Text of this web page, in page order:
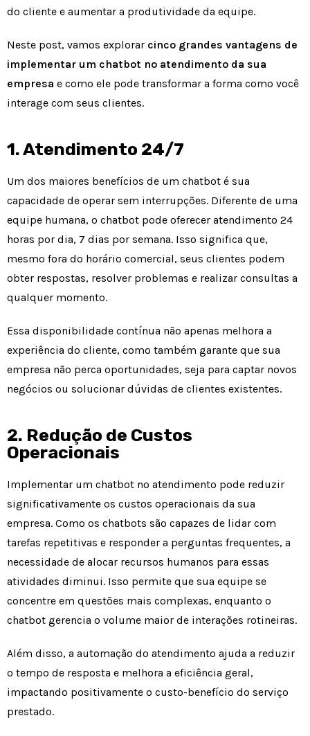
do cliente e aumentar a produtividade da equipe.
Neste post, vamos explorar cinco grandes vantagens de
implementar um chatbot no atendimento da sua
empresa e como ele pode transformar a forma como você
interage com seus clientes.
1. Atendimento 24/7
Um dos maiores benefícios de um chatbot é sua
capacidade de operar sem interrupções. Diferente de uma
equipe humana, o chatbot pode oferecer atendimento 24
horas por dia, 7 dias por semana. Isso significa que,
mesmo fora do horário comercial, seus clientes podem
obter respostas, resolver problemas e realizar consultas a
qualquer momento.
Essa disponibilidade contínua não apenas melhora a
experiência do cliente, como também garante que sua
empresa não perca oportunidades, seja para captar novos
negócios ou solucionar dúvidas de clientes existentes.
2. Redução de Custos
Operacionais
Implementar um chatbot no atendimento pode reduzir
significativamente os custos operacionais da sua
empresa. Como os chatbots são capazes de lidar com
tarefas repetitivas e responder a perguntas frequentes, a
necessidade de alocar recursos humanos para essas
atividades diminui. Isso permite que sua equipe se
concentre em questões mais complexas, enquanto o
chatbot gerencia o volume maior de interações rotineiras.
Além disso, a automação do atendimento ajuda a reduzir
o tempo de resposta e melhora a eficiência geral,
impactando positivamente o custo-benefício do serviço
prestado.